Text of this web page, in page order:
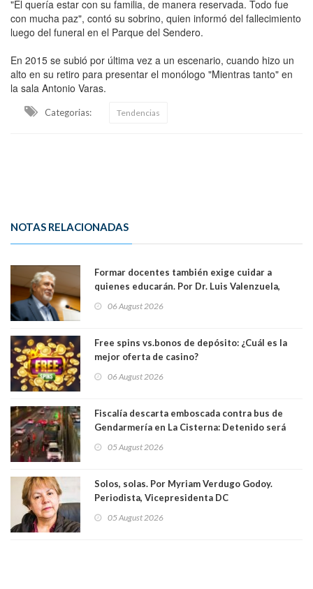
"El quería estar con su familia, de manera reservada. Todo fue
con mucha paz", contó su sobrino, quien informó del fallecimiento
luego del funeral en el Parque del Sendero.
En 2015 se subió por última vez a un escenario, cuando hizo un
alto en su retiro para presentar el monólogo "Mientras tanto" en
la sala Antonio Varas.
Categorias: Tendencias
NOTAS RELACIONADAS
Formar docentes también exige cuidar a
quienes educarán. Por Dr. Luis Valenzuela,
Académicos U. Católica Silva Henríquez
06 August 2026
Free spins vs.bonos de depósito: ¿Cuál es la
mejor oferta de casino?
06 August 2026
Fiscalía descarta emboscada contra bus de
Gendarmería en La Cisterna: Detenido será
05 August 2026
Solos, solas. Por Myriam Verdugo Godoy.
Periodista, Vicepresidenta DC
05 August 2026